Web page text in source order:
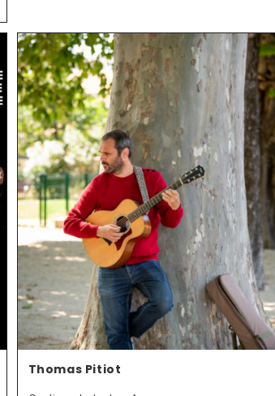
Thomas Pitiot